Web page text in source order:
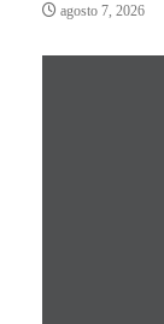
agosto 7, 2026